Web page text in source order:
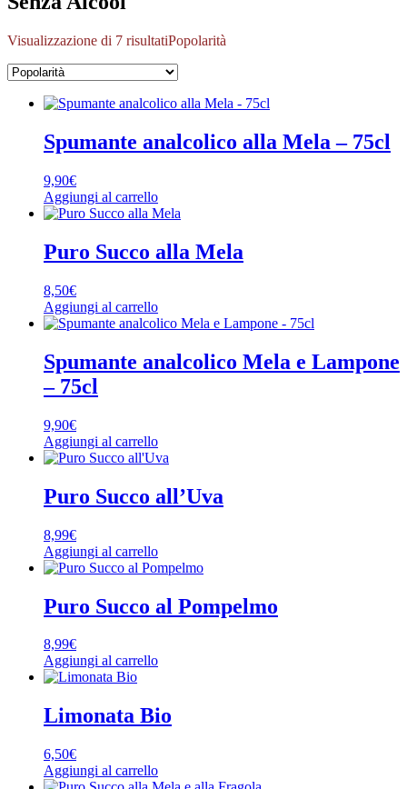
Visualizzazione di 7 risultatiPopolarità
Spumante analcolico alla Mela – 75cl
9,90€
Aggiungi al carrello
Puro Succo alla Mela
8,50€
Aggiungi al carrello
Spumante analcolico Mela e Lampone
– 75cl
9,90€
Aggiungi al carrello
Puro Succo all’Uva
8,99€
Aggiungi al carrello
Puro Succo al Pompelmo
8,99€
Aggiungi al carrello
Limonata Bio
6,50€
Aggiungi al carrello